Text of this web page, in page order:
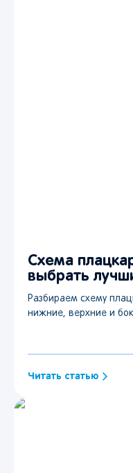
Схема
выбрать
Разбираем схему
нижние, верхние и
Читать статью